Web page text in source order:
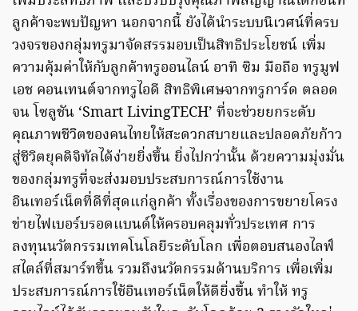
ลูกค้าจะพบปัญหา นอกจากนี้ ยังได้นำระบบนิเวศน์ที่ครบ
วงจรของกลุ่มทรูมาจัดสรรมอบเป็นสิทธิประโยชน์ เพิ่ม
ความคุ้มค่าให้กับลูกค้าทรูออนไลน์ อาทิ ซิม มือถือ ทรูมูฟ
เอช คอนเทนต์จากทรูไอดี สิทธิพิเศษจากทรูการ์ด ตลอด
จน โซลูชัน ‘Smart LivingTECH’ ที่จะช่วยยกระดับ
คุณภาพชีวิตของคนไทยให้สะดวกสบายและปลอดภัยก้าว
สู่ชีวิตยุคดิจิทัลได้ง่ายยิ่งขึ้น ยิ่งไปกว่านั้น ด้วยความมุ่งมั่น
ของกลุ่มทรูที่จะส่งมอบประสบการณ์การใช้งาน
อินเทอร์เน็ตที่ดีที่สุดแก่ลูกค้า ทั้งเรื่องของการขยายโครง
ข่ายไฟเบอร์บรอดแบนด์ให้ครอบคลุมทั่วประเทศ การ
ลงทุนนวัตกรรมเทคโนโลยีระดับโลก เพื่อตอบสนองไลฟ์
สไตล์ที่สมาร์ทขึ้น รวมถึงนวัตกรรมด้านบริการ เพื่อเพิ่ม
ประสบการณ์การใช้อินเทอร์เน็ตให้ดียิ่งขึ้น ทำให้ ทรู